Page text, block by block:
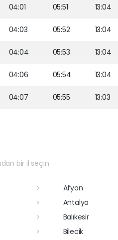
04:01 05:51 13:04
04:03 05:52 13:04
04:04 05:53 13:04
04:06 05:54 13:04
04:07 05:55 13:03
bir il seçin
Afyon
Antalya
Balıkesir
Bilecik